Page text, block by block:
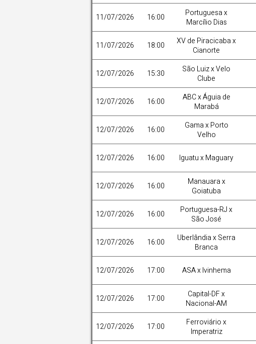
11/07/2026 16:00
Portuguesa x
Marcílio Dias
11/07/2026 18:00
XV de Piracicaba x
Cianorte
12/07/2026 15:30
São Luiz x Velo
Clube
12/07/2026 16:00
ABC x Águia de
Marabá
12/07/2026 16:00
Gama x Porto
Velho
12/07/2026 16:00 Iguatu x Maguary
12/07/2026 16:00
Manauara x
Goiatuba
12/07/2026 16:00
Portuguesa-RJ x
São José
12/07/2026 16:00
Uberlândia x Serra
Branca
12/07/2026 17:00 ASA x Ivinhema
12/07/2026 17:00
Capital-DF x
Nacional-AM
12/07/2026 17:00
Ferroviário x
Imperatriz